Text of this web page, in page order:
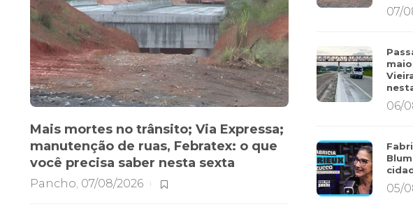
Mais mortes no trânsito; Via Expressa;
manutenção de ruas, Febratex: o que
você precisa saber nesta sexta
Pancho, 07/08/2026
07/
06/
05/